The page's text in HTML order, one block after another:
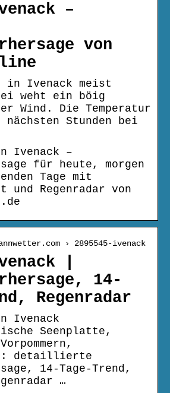
–
von
in Ivenack meist
weht ein böig
Wind. Die Temperatur
Stunden bei
Ivenack –
für heute, morgen
Tage mit
und Regenradar von
› 2895545-ivenack
|
14-
Regenradar
Ivenack
Seenplatte,
detaillierte
14-Tage-Trend,
…